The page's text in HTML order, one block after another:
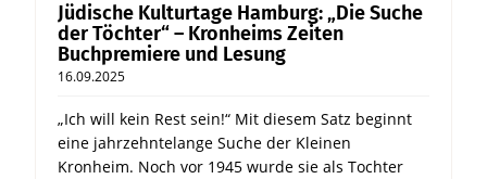
Jüdische Kulturtage Hamburg: „Die Suche
der Töchter“ – Kronheims Zeiten
Buchpremiere und Lesung
16.09.2025
„Ich will kein Rest sein!“ Mit diesem Satz beginnt
eine jahrzehntelange Suche der Kleinen
Kronheim. Noch vor 1945 wurde sie als Tochter